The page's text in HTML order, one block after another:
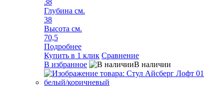
Глубина см.
38
Высота см.
70,5
Подробнее
Купить в 1 клик Сравнение
В избранное
В наличии